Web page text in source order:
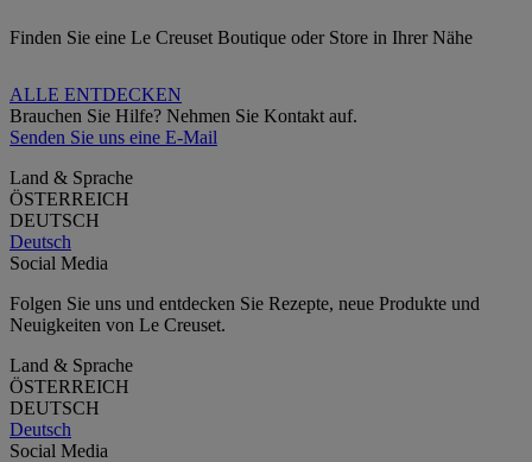
Finden Sie eine Le Creuset Boutique oder Store in Ihrer Nähe
ALLE ENTDECKEN
Brauchen Sie Hilfe? Nehmen Sie Kontakt auf.
Senden Sie uns eine E-Mail
Land & Sprache
ÖSTERREICH
DEUTSCH
Deutsch
Social Media
Folgen Sie uns und entdecken Sie Rezepte, neue Produkte und
Neuigkeiten von Le Creuset.
Land & Sprache
ÖSTERREICH
DEUTSCH
Deutsch
Social Media